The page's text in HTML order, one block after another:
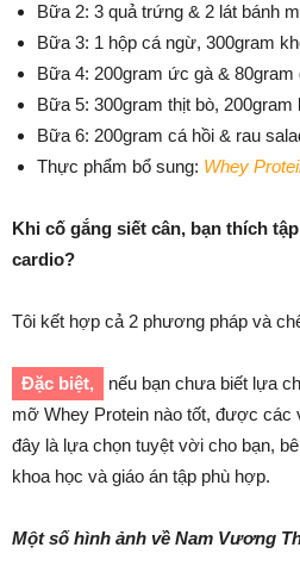
Bữa 2: 3 quả trứng & 2 lát bánh
Bữa 3: 1 hộp cá ngừ, 300gram
Bữa 4: 200gram ức gà & 80gram
Bữa 5: 300gram thịt bò, 200gram
Bữa 6: 200gram cá hồi & rau
Thực phẩm bổ sung: Whey
Khi cố gắng siết cân, bạn thích
cardio?
Tôi kết hợp cả 2 phương pháp và
Đặc biệt,
nếu bạn chưa biết lựa
mỡ Whey Protein nào tốt, được các
đây là lựa chọn tuyệt vời cho bạn,
khoa học và giáo án tập phù hợp.
Một số hình ảnh về Nam Vương